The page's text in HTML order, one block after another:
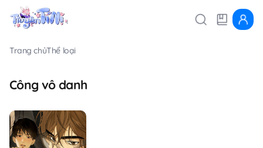
Trang chủThể loại
Công vô danh